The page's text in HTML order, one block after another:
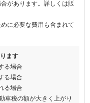
があります。詳しくは販
に必要な費用も含まれて
ます
る場合
る場合
る場合
車税の額が大きく上がり